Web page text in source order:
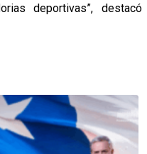
deportivas”, destacó